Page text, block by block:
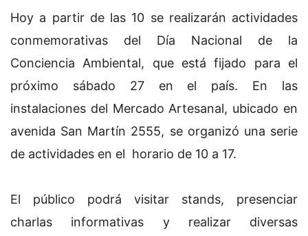
Hoy a partir de las 10 se realizarán actividades
conmemorativas del Día Nacional de la
Conciencia Ambiental, que está fijado para el
próximo sábado 27 en el país. En las
instalaciones del Mercado Artesanal, ubicado en
avenida San Martín 2555, se organizó una serie
de actividades en el horario de 10 a 17.
El público podrá visitar stands, presenciar
charlas informativas y realizar diversas